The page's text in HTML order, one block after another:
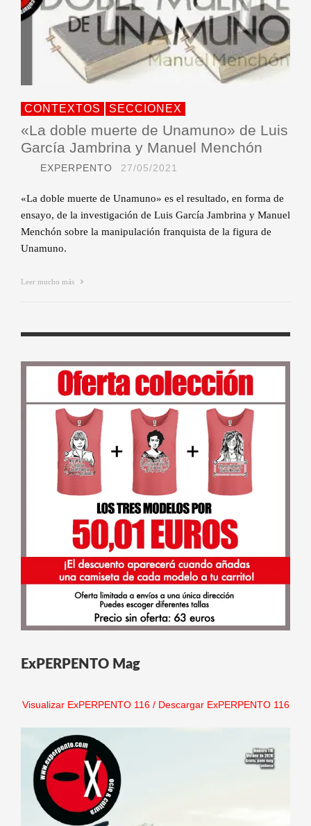
CONTEXTOS SECCIONEX
«La doble muerte de Unamuno» de Luis
García Jambrina y Manuel Menchón
EXPERPENTO 27/05/2021
«La doble muerte de Unamuno» es el resultado, en forma de
ensayo, de la investigación de Luis García Jambrina y Manuel
Menchón sobre la manipulación franquista de la figura de
Unamuno.
Leer mucho más
ExPERPENTO Mag
Visualizar ExPERPENTO 116/ Descargar ExPERPENTO 116